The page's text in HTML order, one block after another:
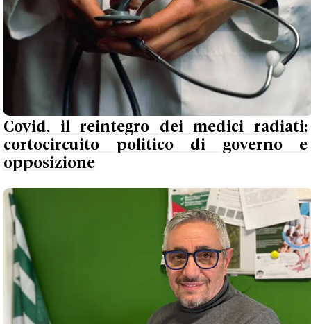
Covid, il reintegro dei medici radiati:
cortocircuito politico di governo e
opposizione